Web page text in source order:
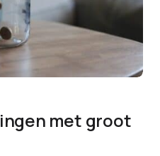
met groot